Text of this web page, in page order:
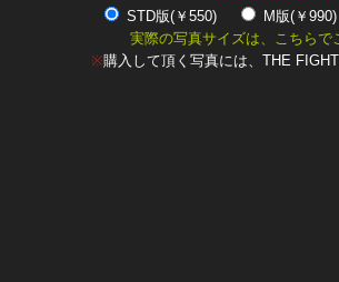
STD版(￥550)
M版(￥
実際の写真サイズは、こちらで
※購入して頂く写真には、THE